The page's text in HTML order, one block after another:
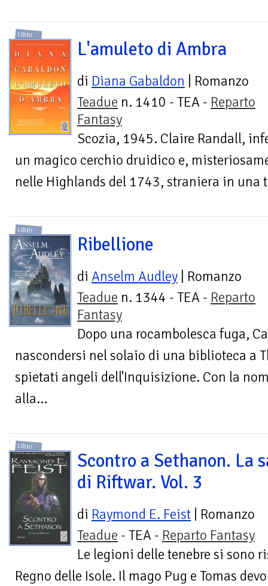
LIBRI
L'amuleto di Ambra
di Diana Gabaldon | Romanzo
Teadue n. 1410 - TEA - Reparto
Fantasy
Scozia, 1945. Claire Randall,
un magico cerchio druidico e,
nelle Highlands del 1743, straniera in una
LIBRI
Ribellione
di Anselm Audley | Romanzo
Teadue n. 1344 - TEA - Reparto
Fantasy
Dopo una rocambolesca fuga,
nascondersi nel solaio di una biblioteca a
spietati angeli dell'Inquisizione. Con la
alla...
LIBRI
Scontro a Sethanon. La
di Riftwar. Vol. 3
di Raymond E. Feist | Romanzo
Teadue - TEA - Reparto Fantasy
Le legioni delle tenebre si sono
Regno delle Isole. Il mago Pug e Tomas